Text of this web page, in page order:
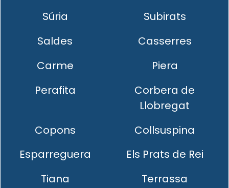
Súria
Subirats
Saldes
Casserres
Carme
Piera
Perafita
Corbera de
Llobregat
Copons
Collsuspina
Esparreguera
Els Prats de Rei
Tiana
Terrassa